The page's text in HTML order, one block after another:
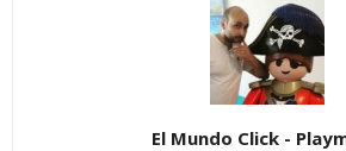
El Mundo Click -